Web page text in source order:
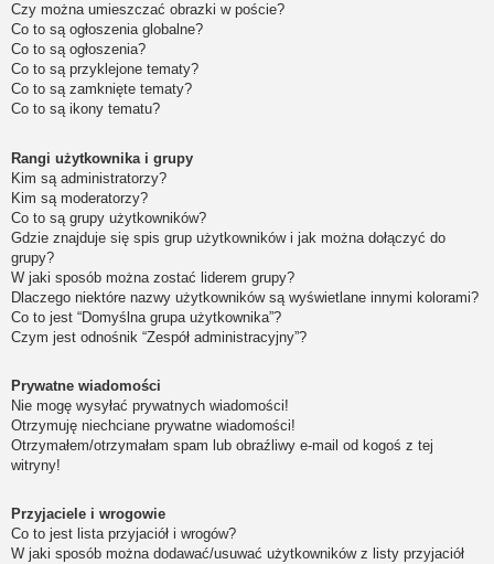
Czy można umieszczać obrazki w poście?
Co to są ogłoszenia globalne?
Co to są ogłoszenia?
Co to są przyklejone tematy?
Co to są zamknięte tematy?
Co to są ikony tematu?
Rangi użytkownika i grupy
Kim są administratorzy?
Kim są moderatorzy?
Co to są grupy użytkowników?
Gdzie znajduje się spis grup użytkowników i jak można dołączyć do
grupy?
W jaki sposób można zostać liderem grupy?
Dlaczego niektóre nazwy użytkowników są wyświetlane innymi kolorami?
Co to jest “Domyślna grupa użytkownika”?
Czym jest odnośnik “Zespół administracyjny”?
Prywatne wiadomości
Nie mogę wysyłać prywatnych wiadomości!
Otrzymuję niechciane prywatne wiadomości!
Otrzymałem/otrzymałam spam lub obraźliwy e-mail od kogoś z tej
witryny!
Przyjaciele i wrogowie
Co to jest lista przyjaciół i wrogów?
W jaki sposób można dodawać/usuwać użytkowników z listy przyjaciół